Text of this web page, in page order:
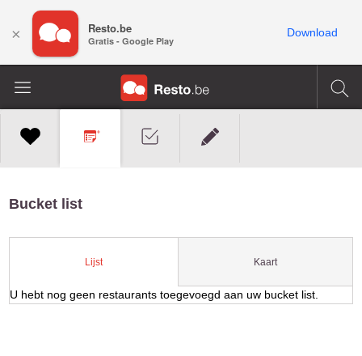
Bucket list
Lijst Kaart
U hebt nog geen restaurants toegevoegd aan uw bucket list.
× Resto.be
Gratis - Google Play
Download